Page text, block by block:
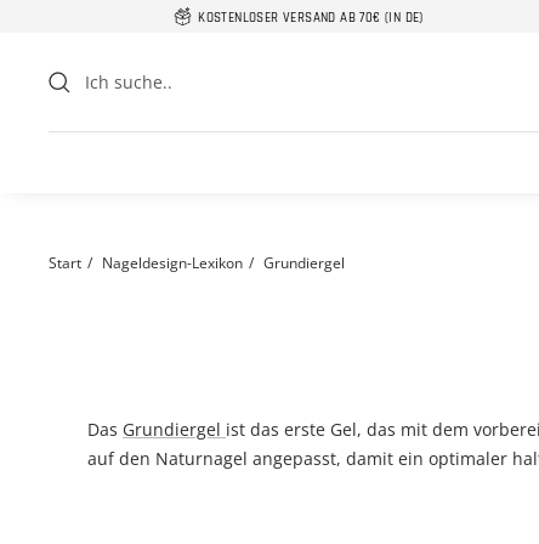
KOSTENLOSER VERSAND AB 70€ (IN DE)
Start Nageldesign-Lexikon Grundiergel
Das Grundiergel ist das erste Gel, das mit dem
auf den Naturnagel angepasst, damit ein optimaler